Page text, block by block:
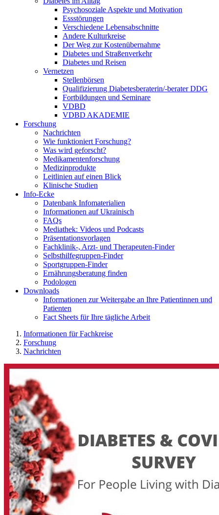
Psychosoziale Aspekte und Motivation
Essstörungen
Verschiedene Lebensabschnitte
Andere Kulturkreise
Der Weg zur Kostenübernahme
Diabetes und Straßenverkehr
Diabetes und Reisen
Vernetzen
Stellenbörsen
Qualifizierung Diabetesberaterin/­-berater DDG
Fortbildungen und Seminare
VDBD
VDBD AKADEMIE
Forschung
Nachrichten
Wie funktioniert Forschung?
Was wird geforscht?
Medikamentenforschung
Medizinprodukte
Leitlinien auf einen Blick
Klinische Studien
Info-Ecke
Datenbank Infomaterialien
Informationen auf Ukrainisch
FAQs
Mediathek: Videos und Podcasts
Präsentationsvorlagen
Fachklinik-, Arzt- und Therapeuten-Finder
Selbsthilfegruppen-Finder
Sportgruppen-Finder
Ernährungsberatung finden
Podologen
Downloads
Informationen zur Weitergabe an Ihre Patientinnen und
Patienten
Fact Sheets für Ihre tägliche Arbeit
Informationen für Fachkreise
Forschung
Nachrichten